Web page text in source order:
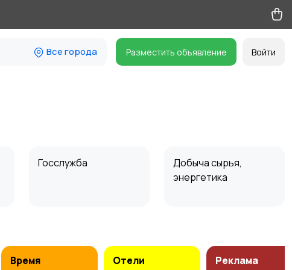
Все города Разместить объявление Войти
Госслужба
Добыча сырья,
энергетика
Время
Отели Реклама